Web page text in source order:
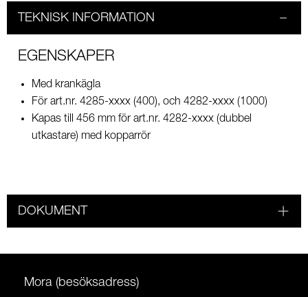
TEKNISK INFORMATION
EGENSKAPER
Med krankägla
För art.nr. 4285-xxxx (400), och 4282-xxxx (1000)
Kapas till 456 mm för art.nr. 4282-xxxx (dubbel
utkastare) med kopparrör
DOKUMENT
Mora (besöksadress)